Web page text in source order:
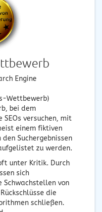
Engine
Wettbewerb)
bei dem
SEOs versuchen, mit
einem fiktiven
Suchergebnissen
zu werden.
unter Kritik. Durch
sich
von
die
schließen.